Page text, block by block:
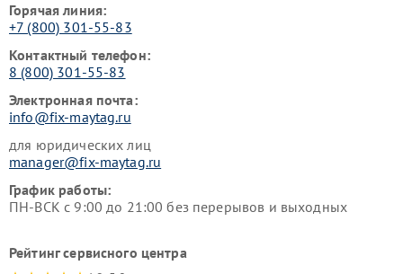
Горячая линия:
+7 (800) 301-55-83
Контактный телефон:
8 (800) 301-55-83
Электронная почта:
info@fix-maytag.ru
для юридических лиц
manager@fix-maytag.ru
График работы:
ПН-ВСК с 9:00 до 21:00 без перерывов и выходных
Рейтинг сервисного центра